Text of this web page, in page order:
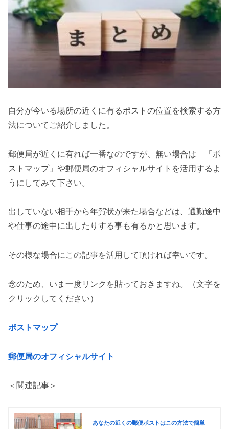
自分が今いる場所の近くに有るポストの位置を検索する方
法についてご紹介しました。
郵便局が近くに有れば一番なのですが、無い場合は 「ポ
ストマップ」や郵便局のオフィシャルサイトを活用するよ
うにしてみて下さい。
出していない相手から年賀状が来た場合などは、通勤途中
や仕事の途中に出したりする事も有るかと思います。
その様な場合にこの記事を活用して頂ければ幸いです。
念のため、いま一度リンクを貼っておきますね。（文字を
クリックしてください）
ポストマップ
郵便局のオフィシャルサイト
＜関連記事＞
あなたの近くの郵便ポストはこの方法で簡単